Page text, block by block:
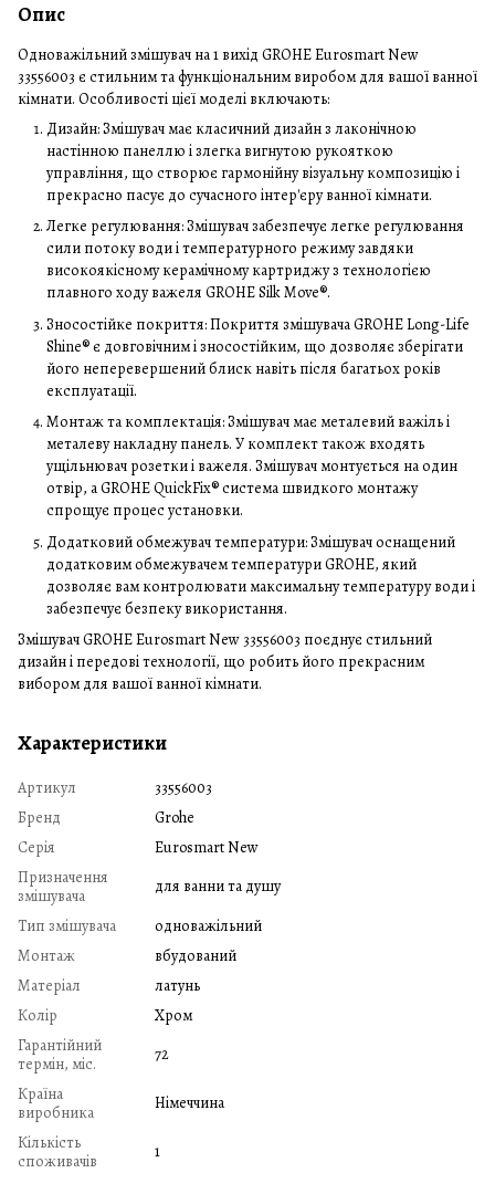
Опис
Одноважільний змішувач на 1 вихід GROHE Eurosmart New
33556003 є стильним та функціональним виробом для вашої ванної
кімнати. Особливості цієї моделі включають:
Дизайн: Змішувач має класичний дизайн з лаконічною
настінною панеллю і злегка вигнутою рукояткою
управління, що створює гармонійну візуальну композицію і
прекрасно пасує до сучасного інтер'єру ванної кімнати.
Легке регулювання: Змішувач забезпечує легке регулювання
сили потоку води і температурного режиму завдяки
високоякісному керамічному картриджу з технологією
плавного ходу важеля GROHE Silk Move®.
Зносостійке покриття: Покриття змішувача GROHE Long-Life
Shine® є довговічним і зносостійким, що дозволяє зберігати
його неперевершений блиск навіть після багатьох років
експлуатації.
Монтаж та комплектація: Змішувач має металевий важіль і
металеву накладну панель. У комплект також входять
ущільнювач розетки і важеля. Змішувач монтується на один
отвір, а GROHE QuickFix® система швидкого монтажу
спрощує процес установки.
Додатковий обмежувач температури: Змішувач оснащений
додатковим обмежувачем температури GROHE, який
дозволяє вам контролювати максимальну температуру води і
забезпечує безпеку використання.
Змішувач GROHE Eurosmart New 33556003 поєднує стильний
дизайн і передові технології, що робить його прекрасним
вибором для вашої ванної кімнати.
Характеристики
Артикул
33556003
Бренд
Grohe
Серія
Eurosmart New
Призначення
змішувача
для ванни та душу
Тип змішувача
одноважільний
Монтаж
вбудований
Матеріал
латунь
Колір
Хром
Гарантійний
термін, міс.
72
Країна
виробника
Німеччина
Кількість
споживачів
1